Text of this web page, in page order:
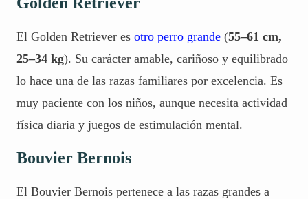
El Golden Retriever es otro perro grande (55–61 cm,
25–34 kg). Su carácter amable, cariñoso y equilibrado
lo hace una de las razas familiares por excelencia. Es
muy paciente con los niños, aunque necesita actividad
física diaria y juegos de estimulación mental.
Bouvier Bernois
El Bouvier Bernois pertenece a las razas grandes a